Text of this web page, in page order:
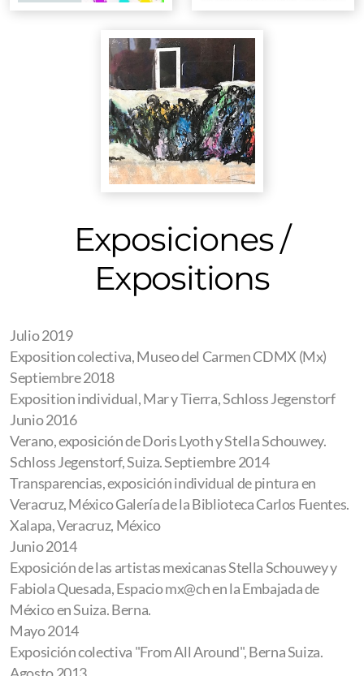
Exposiciones /
Expositions
Julio 2019
Exposition colectiva, Museo del Carmen CDMX (Mx)
Septiembre2018
Exposition individual, Mar y Tierra, Schloss Jegenstorf
Junio 2016
Verano, exposición de Doris Lyoth y Stella Schouwey.
Schloss Jegenstorf, Suiza. Septiembre 2014
Transparencias, exposición individual de pintura en
Veracruz, México Galería de la Biblioteca Carlos Fuentes.
Xalapa, Veracruz, México
Junio 2014
Exposición de las artistas mexicanas Stella Schouwey y
Fabiola Quesada, Espacio mx@ch en la Embajada de
México en Suiza. Berna.
Mayo 2014
Exposición colectiva "From All Around", Berna Suiza.